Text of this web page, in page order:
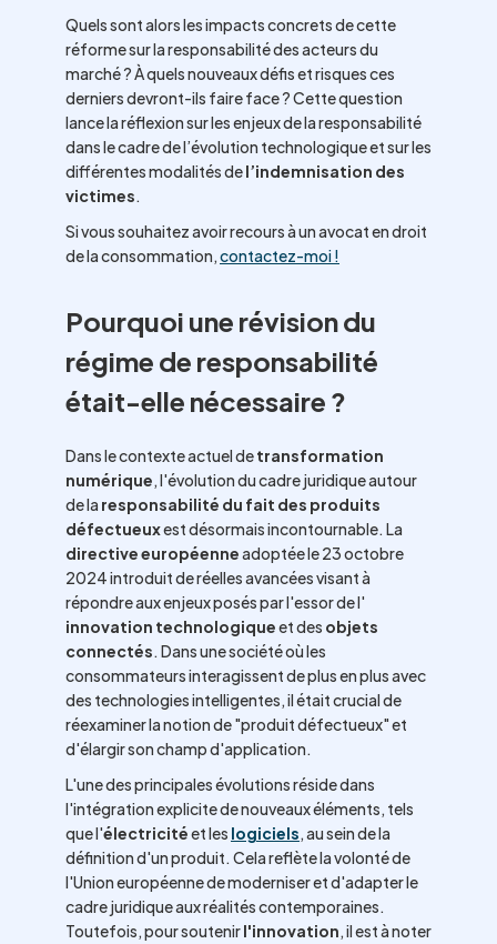
Quels sont alors les impacts concrets de cette
réforme sur la responsabilité des acteurs du
marché ? À quels nouveaux défis et risques ces
derniers devront-ils faire face ? Cette question
lance la réflexion sur les enjeux de la responsabilité
dans le cadre de l’évolution technologique et sur les
différentes modalités del’indemnisation des
victimes.
Si vous souhaitez avoir recours à un avocat en droit
de la consommation,contactez-moi !
Pourquoi une révision du
régime de responsabilité
était-elle nécessaire ?
Dans le contexte actuel detransformation
numérique, l'évolution du cadre juridique autour
de la responsabilité du fait des produits
défectueuxest désormais incontournable. La
directive européenneadoptée le 23 octobre
2024 introduit de réelles avancées visant à
répondre aux enjeux posés par l'essor de l'
innovation technologiqueet des objets
connectés. Dans une société où les
consommateurs interagissent de plus en plus avec
des technologies intelligentes, il était crucial de
réexaminer la notion de "produit défectueux" et
d'élargir son champ d'application.
L'une des principales évolutions réside dans
l'intégration explicite de nouveaux éléments, tels
que l'électricitéet les logiciels, au sein de la
définition d'un produit. Cela reflète la volonté de
l'Union européenne de moderniser et d'adapter le
cadre juridique aux réalités contemporaines.
Toutefois, pour soutenirl'innovation, il est à noter